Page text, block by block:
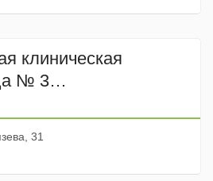
клиническая
№ 3
№ 1
31